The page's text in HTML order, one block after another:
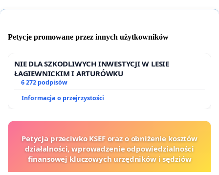
Petycje promowane przez innych użytkowników
NIE DLA SZKODLIWYCH INWESTYCJI W LESIE
ŁAGIEWNICKIM I ARTURÓWKU
6 272 podpisów
Informacja o przejrzystości
Petycja przeciwko KSEF oraz o obniżenie kosztów
działalności, wprowadzenie odpowiedzialności
finansowej kluczowych urzędników i sędziów